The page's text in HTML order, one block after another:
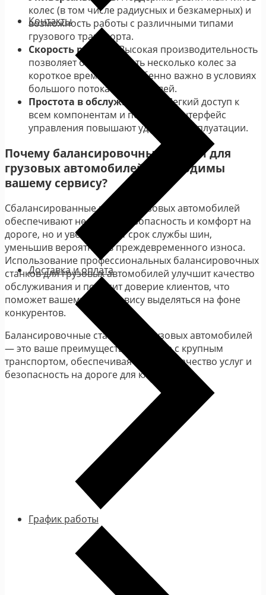
колес (в том числе радиусных и безкамерных) и
возможность работы с различными типами
грузового транспорта.
Скорость работы
: Высокая производительность
позволяет обрабатывать несколько колес за
короткое время, что особенно важно в условиях
большого потока автомобилей.
Простота в обслуживании
: Легкий доступ к
всем компонентам и понятный интерфейс
управления повышают удобство эксплуатации.
Почему балансировочные станки для
грузовых автомобилей необходимы
вашему сервису?
Сбалансированные колеса грузовых автомобилей
обеспечивают не только безопасность и комфорт на
дороге, но и увеличивают срок службы шин,
уменьшив вероятность преждевременного износа.
Использование профессиональных балансировочных
станков для грузовых автомобилей улучшит качество
обслуживания и повысит доверие клиентов, что
поможет вашему автосервису выделяться на фоне
конкурентов.
Балансировочные станки для грузовых автомобилей
— это ваше преимущество в работе с крупным
транспортом, обеспечивая высокое качество услуг и
безопасность на дороге для клиентов!
Контакты
Доставка и оплата
График работы